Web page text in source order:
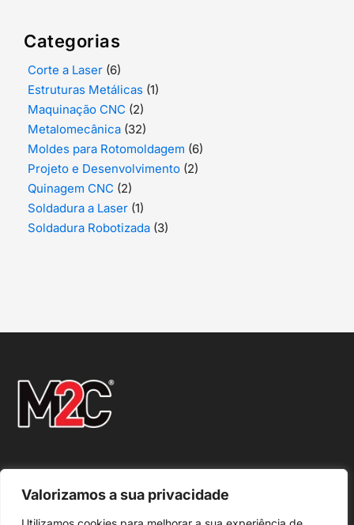
Valorizamos a sua privacidade
Categorias
Corte a Laser (6)
Estruturas Metálicas (1)
Maquinação CNC (2)
Metalomecânica (32)
Moldes para Rotomoldagem (6)
Projeto e Desenvolvimento (2)
Quinagem CNC (2)
Soldadura a Laser (1)
Soldadura Robotizada (3)
Em caso de litígio o consumidor pode recorrer a uma Entidade de
Resolução Alternativa de Litígio de Consumo: